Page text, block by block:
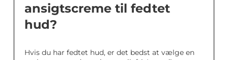
ansigtscreme til fedtet
hud?
Hvis du har fedtet hud, er det bedst at vælge en